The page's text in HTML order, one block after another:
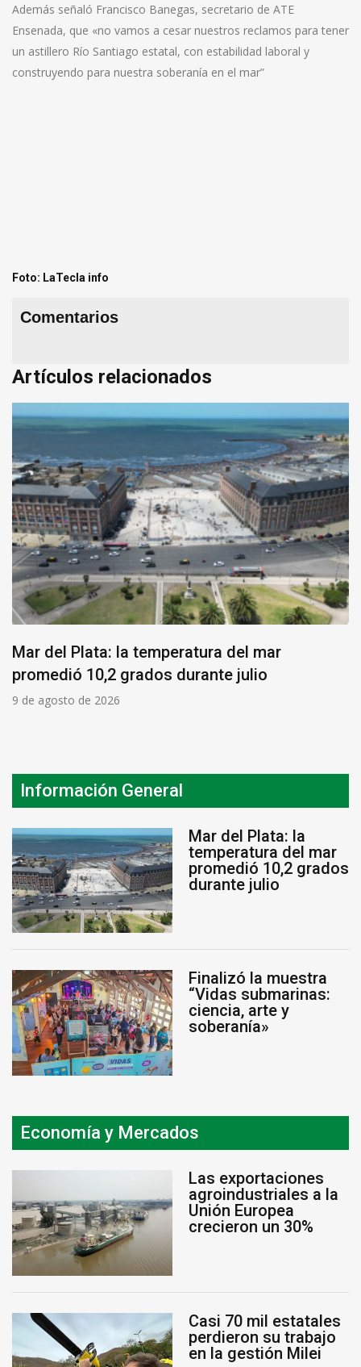
Además señaló Francisco Banegas, secretario de ATE
Ensenada, que «no vamos a cesar nuestros reclamos para tener
un astillero Río Santiago estatal, con estabilidad laboral y
construyendo para nuestra soberanía en el mar”
Foto: LaTecla info
Comentarios
Artículos relacionados
Mar del Plata: la temperatura del mar
promedió 10,2 grados durante julio
9 de agosto de 2026
Información General
Mar del Plata: la
temperatura del mar
promedió 10,2 grados
durante julio
Finalizó la muestra
“Vidas submarinas:
ciencia, arte y
soberanía»
Economía y Mercados
Las exportaciones
agroindustriales a la
Unión Europea
crecieron un 30%
Casi 70 mil estatales
perdieron su trabajo
en la gestión Milei